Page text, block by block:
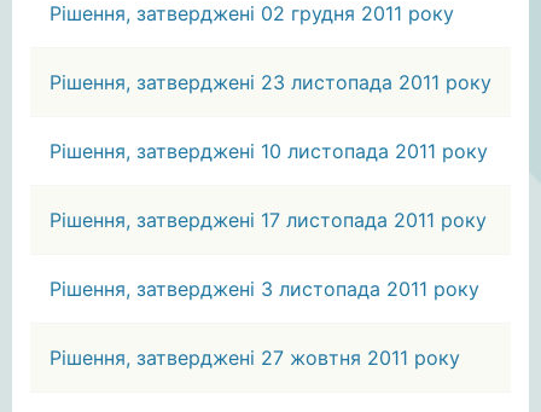
Рішення, затверджені 02 грудня 2011 року
Рішення, затверджені 23 листопада 2011 року
Рішення, затверджені 10 листопада 2011 року
Рішення, затверджені 17 листопада 2011 року
Рішення, затверджені 3 листопада 2011 року
Рішення, затверджені 27 жовтня 2011 року